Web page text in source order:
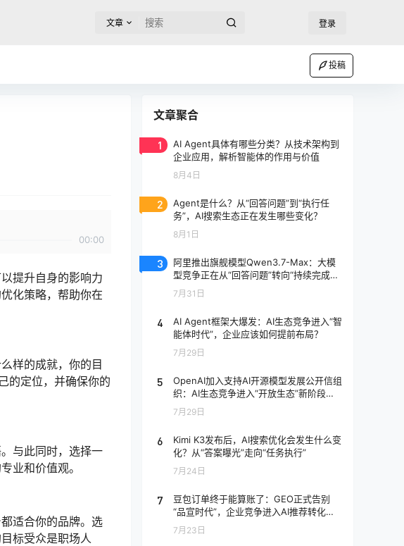
文章 登录
投稿
00:00
提升自身的影响力
化策略，帮助你在
样的成就，你的目
的定位，并确保你的
与此同时，选择一
业和价值观。
适合你的品牌。选
标受众是职场人
文章聚合
1
AI Agent具体有哪些分类？从技术架构到
企业应用，解析智能体的作用与价值
8月4日
2
Agent是什么？从“回答问题”到“执行任
务”，AI搜索生态正在发生哪些变化？
8月1日
3
阿里推出旗舰模型Qwen3.7-Max：大模
型竞争正在从“回答问题”转向“持续完成任
务”
7月31日
4
AI Agent框架大爆发：AI生态竞争进入“智
能体时代”，企业应该如何提前布局？
7月29日
5
OpenAI加入支持AI开源模型发展公开信组
织：AI生态竞争进入“开放生态”新阶段，
企业应该如何应对？
7月29日
6
Kimi K3发布后，AI搜索优化会发生什么变
化？从“答案曝光”走向“任务执行”
7月24日
7
豆包订单终于能算账了：GEO正式告别
“品宣时代”，企业竞争进入AI推荐转化阶
段
7月23日